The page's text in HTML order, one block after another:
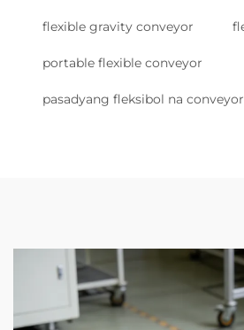
flexible gravity conveyor
portable flexible conveyor
pasadyang fleksibol na conveyor